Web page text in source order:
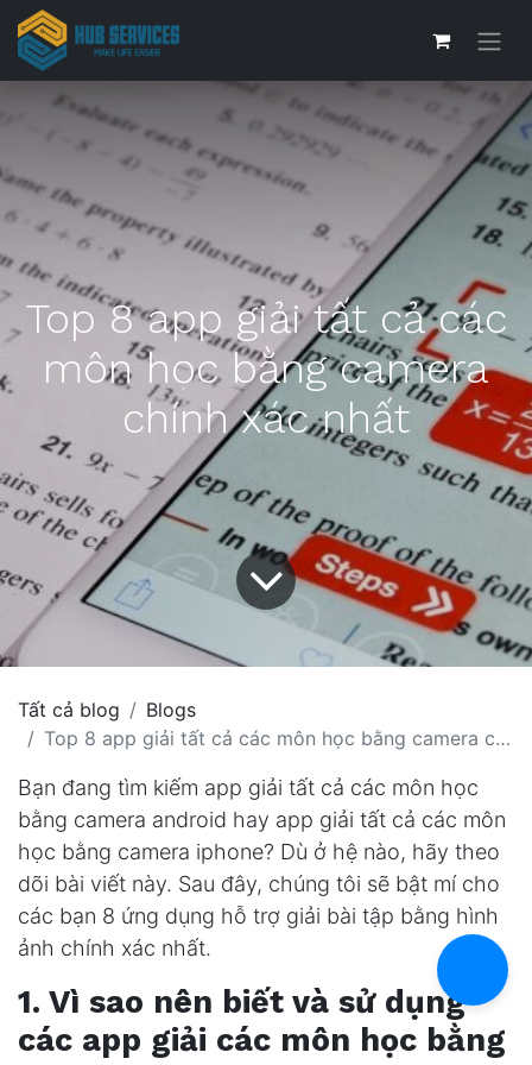
Top 8 app giải tất cả các
môn học bằng camera
chính xác nhất
Tất cả blog
Blogs
Top 8 app giải tất cả các môn học bằng camera chính xác nhất
Bạn đang tìm kiếm app giải tất cả các môn học
bằng camera android hay app giải tất cả các môn
học bằng camera iphone? Dù ở hệ nào, hãy theo
dõi bài viết này. Sau đây, chúng tôi sẽ bật mí cho
các bạn 8 ứng dụng hỗ trợ giải bài tập bằng hình
ảnh chính xác nhất.
1. Vì sao nên biết và sử dụng
các app giải các môn học bằng